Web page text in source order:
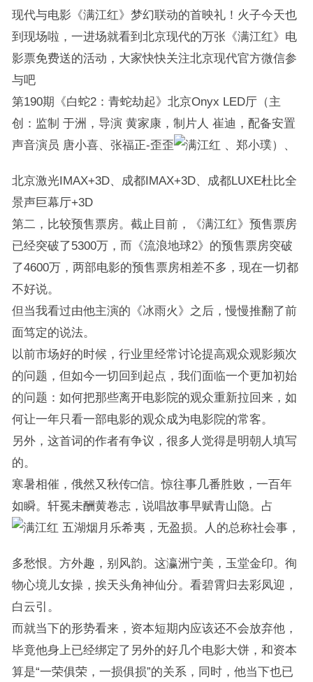
现代与电影《满江红》梦幻联动的首映礼！火子今天也
到现场啦，一进场就看到北京现代的万张《满江红》电
影票免费送的活动，大家快快关注北京现代官方微信参
与吧
第190期《白蛇2：青蛇劫起》北京Onyx LED厅（主
创：监制 于洲，导演 黄家康，制片人 崔迪，配备安置
声音演员 唐小喜、张福正-歪歪
、郑小璞）、
北京激光IMAX+3D、成都IMAX+3D、成都LUXE杜比全
景声巨幕厅+3D
第二，比较预售票房。截止目前，《满江红》预售票房
已经突破了5300万，而《流浪地球2》的预售票房突破
了4600万，两部电影的预售票房相差不多，现在一切都
不好说。
但当我看过由他主演的《冰雨火》之后，慢慢推翻了前
面笃定的说法。
以前市场好的时候，行业里经常讨论提高观众观影频次
的问题，但如今一切回到起点，我们面临一个更加初始
的问题：如何把那些离开电影院的观众重新拉回来，如
何让一年只看一部电影的观众成为电影院的常客。
另外，这首词的作者有争议，很多人觉得是明朝人填写
的。
寒暑相催，俄然又秋传□信。惊往事几番胜败，一百年
如瞬。轩冕未酬黄卷志，说唱故事早赋青山隐。占
五湖烟月乐希夷，无盈损。人的总称社会事，
多愁恨。方外趣，别风韵。这瀛洲宁美，玉堂金印。徇
物心境儿女操，挨天头角神仙分。看碧霄归去彩凤迎，
白云引。
而就当下的形势看来，资本短期内应该还不会放弃他，
毕竟他身上已经绑定了另外的好几个电影大饼，和资本
算是“一荣俱荣，一损俱损”的关系，同时，他当下也已